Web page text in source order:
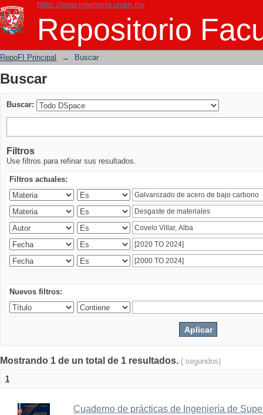
https://www.ingenieria.unam.mx
Repositorio
Buscar
RepoFI Principal → Buscar
Buscar
Buscar:
Filtros
Use filtros para refinar sus resultados.
Filtros actuales:
Nuevos filtros:
Mostrando 1 de un total de 1 resultados. ( segundos)
1
Cuaderno de prácticas de Ingeniería de